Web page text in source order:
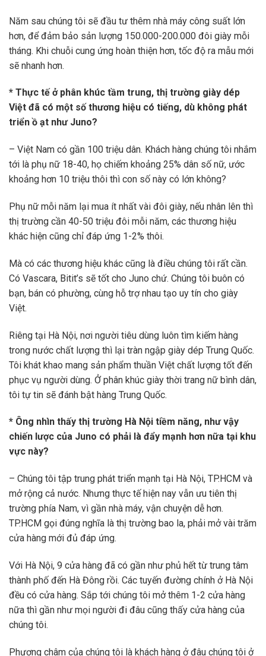
Năm sau chúng tôi sẽ đầu tư thêm nhà máy công suất lớn
hơn, để đảm bảo sản lượng 150.000-200.000 đôi giày mỗi
tháng. Khi chuỗi cung ứng hoàn thiện hơn, tốc độ ra mẫu mới
sẽ nhanh hơn.
* Thực tế ở phân khúc tầm trung, thị trường giày dép
Việt đã có một số thương hiệu có tiếng, dù không phát
triển ồ ạt như Juno?
– Việt Nam có gần 100 triệu dân. Khách hàng chúng tôi nhắm
tới là phụ nữ 18-40, họ chiếm khoảng 25% dân số nữ, ước
khoảng hơn 10 triệu thôi thì con số này có lớn không?
Phụ nữ mỗi năm lại mua ít nhất vài đôi giày, nếu nhân lên thì
thị trường cần 40-50 triệu đôi mỗi năm, các thương hiệu
khác hiện cũng chỉ đáp ứng 1-2% thôi.
Mà có các thương hiệu khác cũng là điều chúng tôi rất cần.
Có Vascara, Bitit’s sẽ tốt cho Juno chứ. Chúng tôi buôn có
bạn, bán có phường, cùng hỗ trợ nhau tạo uy tín cho giày
Việt.
Riêng tại Hà Nội, nơi người tiêu dùng luôn tìm kiếm hàng
trong nước chất lượng thì lại tràn ngập giày dép Trung Quốc.
Tôi khát khao mang sản phẩm thuần Việt chất lượng tốt đến
phục vụ người dùng. Ở phân khúc giày thời trang nữ bình dân,
tôi tự tin sẽ đánh bật hàng Trung Quốc.
* Ông nhìn thấy thị trường Hà Nội tiềm năng, như vậy
chiến lược của Juno có phải là đẩy mạnh hơn nữa tại khu
vực này?
– Chúng tôi tập trung phát triển mạnh tại Hà Nội, TP.HCM và
mở rộng cả nước. Nhưng thực tế hiện nay vẫn ưu tiên thị
trường phía Nam, vì gần nhà máy, vận chuyện dễ hơn.
TP.HCM gọi đúng nghĩa là thị trường bao la, phải mở vài trăm
cửa hàng mới đủ đáp ứng.
Với Hà Nội, 9 cửa hàng đã có gần như phủ hết từ trung tâm
thành phố đến Hà Đông rồi. Các tuyến đường chính ở Hà Nội
đều có cửa hàng. Sắp tới chúng tôi mở thêm 1-2 cửa hàng
nữa thì gần như mọi người đi đâu cũng thấy cửa hàng của
chúng tôi.
Phương châm của chúng tôi là khách hàng ở đâu chúng tôi ở